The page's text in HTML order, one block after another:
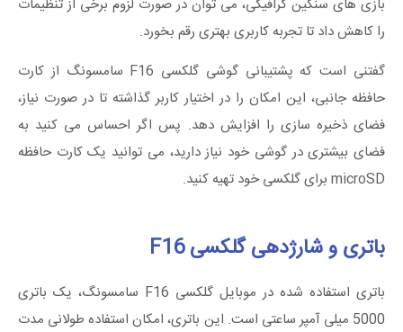
بازی ‌های سنگین گرافیکی، می توان در صورت لزوم برخی از تنظیمات
را کاهش داد تا تجربه کاربری بهتری رقم بخورد.
گفتنی است که پشتیبانی گوشی گلکسی F16 سامسونگ از کارت
حافظه جانبی، این امکان را در اختیار کاربر گذاشته تا در صورت نیاز،
فضای ذخیره ‌سازی را افزایش دهد. پس اگر احساس می کنید به
فضای بیشتری در گوشی خود نیاز دارید، می توانید یک کارت حافظه
microSD برای گلکسی خود تهیه کنید.
باتری و شارژدهی گلکسی F16
باتری استفاده شده در موبایل گلکسی F16 سامسونگ، یک باتری
5000 میلی آمپر ساعتی است. این باتری، امکان استفاده طولانی ‌مدت